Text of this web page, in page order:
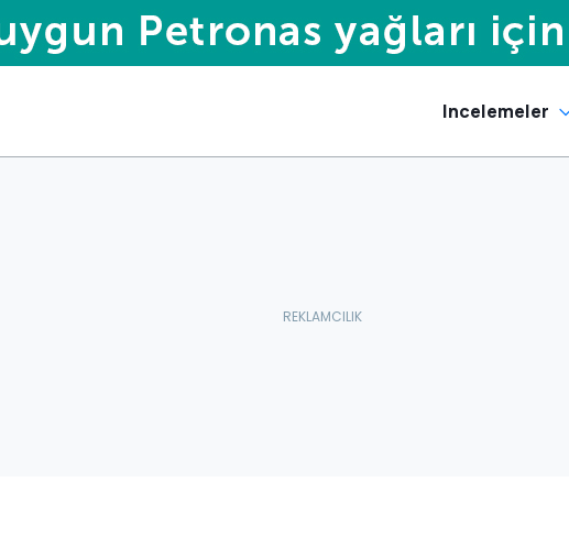
Incelemeler